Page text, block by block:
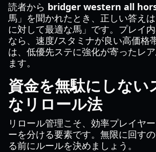
読者から bridger western all
馬」を聞かれたとき、正しい答え
に対して最適な馬」です。プレイ
なら、速度/スタミナが良い高価格
は、低優先ステに強化が寄ったレ
ます。
資金を無駄にしない
なリロール法
リロール管理こそ、効率プレイヤ
ーを分ける要素です。無限に回す
る前にルールを決めましょう。